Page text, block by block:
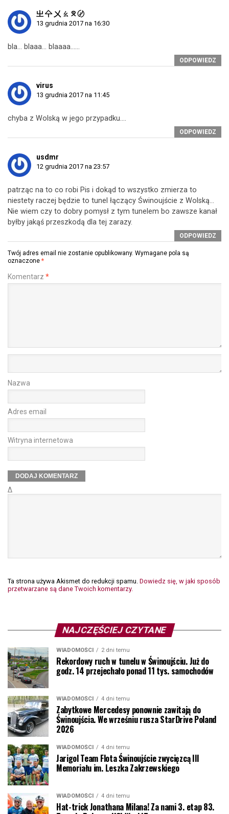
㞢 㐃 㐅 ㄠ ᘝ 〄
13 grudnia 2017 na 16:30
bla… blaaa… blaaaa……
ODPOWIEDZ
virus
13 grudnia 2017 na 11:45
chyba z Wolską w jego przypadku….
ODPOWIEDZ
usdmr
12 grudnia 2017 na 23:57
patrząc na to co robi Pis i dokąd to wszystko zmierza to
niestety raczej będzie to tunel łączący Świnoujście z Wolską…
Nie wiem czy to dobry pomysł z tym tunelem bo zawsze kanał
byłby jakąś przeszkodą dla tej zarazy.
ODPOWIEDZ
Twój adres email nie zostanie opublikowany. Wymagane pola są
oznaczone *
Komentarz *
Nazwa
Adres email
Witryna internetowa
Δ
Ta strona używa Akismet do redukcji spamu. Dowiedz się, w jaki sposób
przetwarzane są dane Twoich komentarzy.
NAJCZĘŚCIEJ CZYTANE
WIADOMOŚCI 2 dni temu
Rekordowy ruch w tunelu w Świnoujściu. Już do
godz. 14 przejechało ponad 11 tys. samochodów
WIADOMOŚCI 4 dni temu
Zabytkowe Mercedesy ponownie zawitają do
Świnoujścia. We wrześniu rusza StarDrive Poland
2026
WIADOMOŚCI 4 dni temu
Jarigol Team Flota Świnoujście zwycięzcą III
Memoriału im. Leszka Zakrzewskiego
WIADOMOŚCI 4 dni temu
Hat-trick Jonathana Milana! Za nami 3. etap 83.